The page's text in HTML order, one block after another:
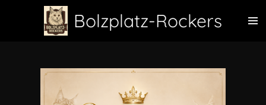
Hauptinhalt
Bolzplatz-Rockers